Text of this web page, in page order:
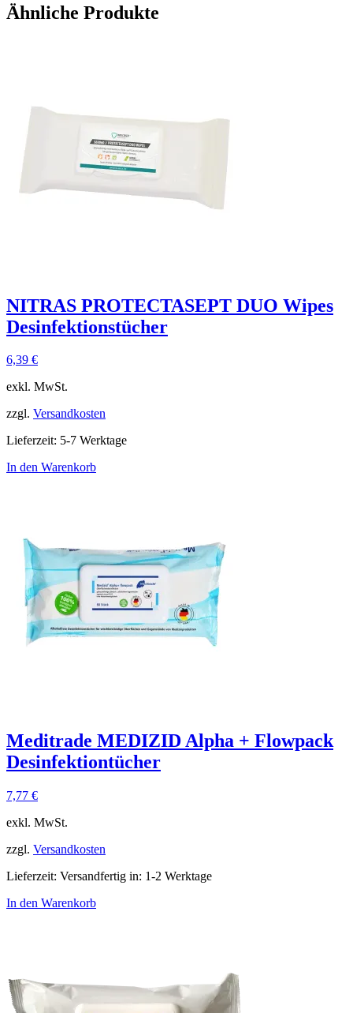
Ähnliche Produkte
NITRAS PROTECTASEPT DUO Wipes
Desinfektionstücher
6,39 €
exkl. MwSt.
zzgl. Versandkosten
Lieferzeit: 5-7 Werktage
In den Warenkorb
Meditrade MEDIZID Alpha + Flowpack
Desinfektiontücher
7,77 €
exkl. MwSt.
zzgl. Versandkosten
Lieferzeit: Versandfertig in: 1-2 Werktage
In den Warenkorb